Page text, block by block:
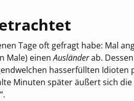
Tage oft gefragt habe: Mal
Male) einenAusländerab.
hasserfüllten Idioten
Minuten später äußert sich